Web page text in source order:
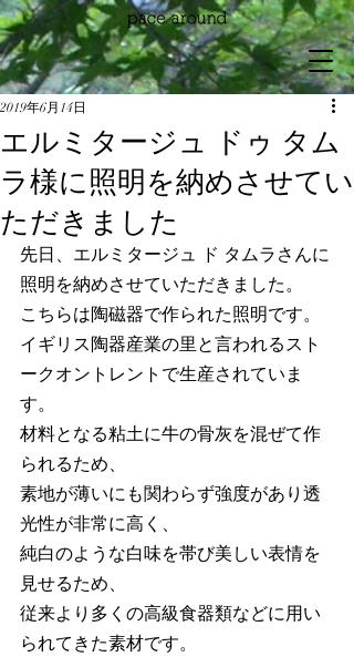
エルミタージュ ドゥ タム
ラ様に照明を納めさせてい
ただきました
2019年6月14日
先日、エルミタージュ ド タムラさんに
照明を納めさせていただきました。
こちらは陶磁器で作られた照明です。
イギリス陶器産業の里と言われるスト
ークオントレントで生産されていま
す。
材料となる粘土に牛の骨灰を混ぜて作
られるため、
素地が薄いにも関わらず強度があり透
光性が非常に高く、
純白のような白味を帯び美しい表情を
見せるため、
従来より多くの高級食器類などに用い
られてきた素材です。